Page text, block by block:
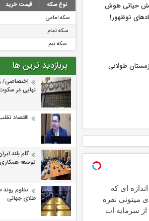
حیاتی هوش
نوظهور!
طولانی
ای که
میتونی نقره
سرمایه ات
نوع سکه قیمت خرید
سکه امامی
سکه تمام
سکه نیم
پربازدید ترین ها
اختصاصی/
نهایی در
اقتصاد
گام بلند
توسعه
تداوم
طلای جهانی